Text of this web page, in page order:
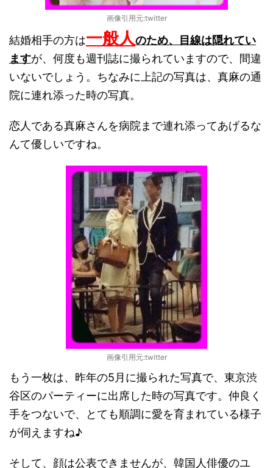
画像引用元:twitter
結婚相手の方は一般人のため、目線は隠れてい
ますが、何度も週刊誌に撮られていますので、間違
いないでしょう。ちなみに上記の写真は、真麻の通
院に連れ添った時の写真。
恋人である真麻さんを病院まで連れ添ってあげるな
んて優しいですね。
画像引用元:twitter
もう一枚は、昨年の5月に撮られた写真で、東京渋
谷区のパーティーに出席した時の写真です。仲良く
手をつないで、とても順調に愛を育まれている様子
が伺えますね♪
そして、顔は公表できませんが、韓国人俳優のユ